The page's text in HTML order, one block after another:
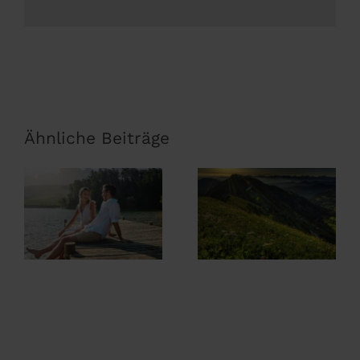
Ähnliche Beiträge
Sommerurlaub
im Allgäu
Wanderurlaub
im Allgäu –
Wandern
direkt ab Hotel